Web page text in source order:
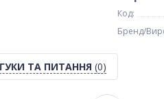
Код:
Бренд/
ТА ПИТАННЯ (0)